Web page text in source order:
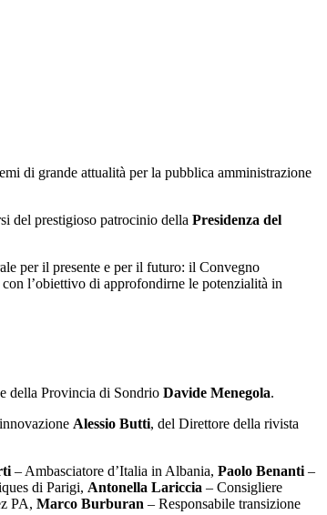
di grande attualità per la pubblica amministrazione
del prestigioso patrocinio della Presidenza del
per il presente e per il futuro: il Convegno
l’obiettivo di approfondirne le potenzialità in
e della Provincia di Sondrio Davide Menegola.
Alessio Butti, del Direttore della rivista
– Ambasciatore d’Italia in Albania, Paolo Benanti–
di Parigi, Antonella Lariccia – Consigliere
PA, Marco Burburan – Responsabile transizione